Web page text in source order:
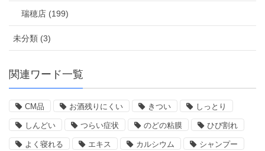
瑞穂店 (199)
未分類 (3)
関連ワード一覧
CM品 お酒残りにくい きつい しっとり
しんどい つらい症状 のどの粘膜 ひび割れ
よく寝れる エキス カルシウム シャンプー